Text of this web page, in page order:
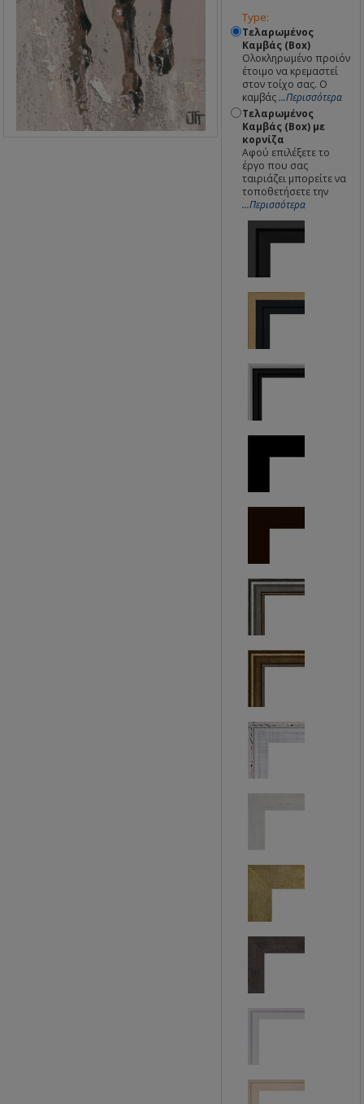
Type:
Τελαρωμένος
Καμβάς (Box)
Ολοκληρωμένο προϊόν
έτοιμο να κρεμαστεί
στον τοίχο σας. Ο
καμβάς...Περισσότερα
Τελαρωμένος
Καμβάς (Box) με
κορνίζα
Αφού επιλέξετε το
έργο που σας
ταιριάζει μπορείτε να
τοποθετήσετε την
...Περισσότερα